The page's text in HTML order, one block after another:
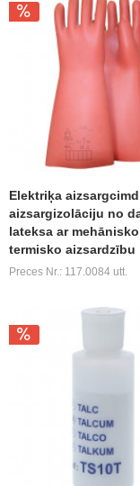
Elektriķa
aizsargizolāciju no
lateksa ar
termisko aizsardzību
Preces Nr.: 117.0084 utt.